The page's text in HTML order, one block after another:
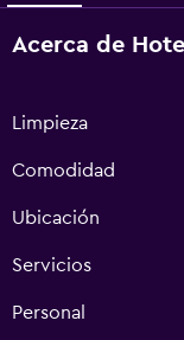
Acerca de
Limpieza
Comodidad
Ubicación
Servicios
Personal